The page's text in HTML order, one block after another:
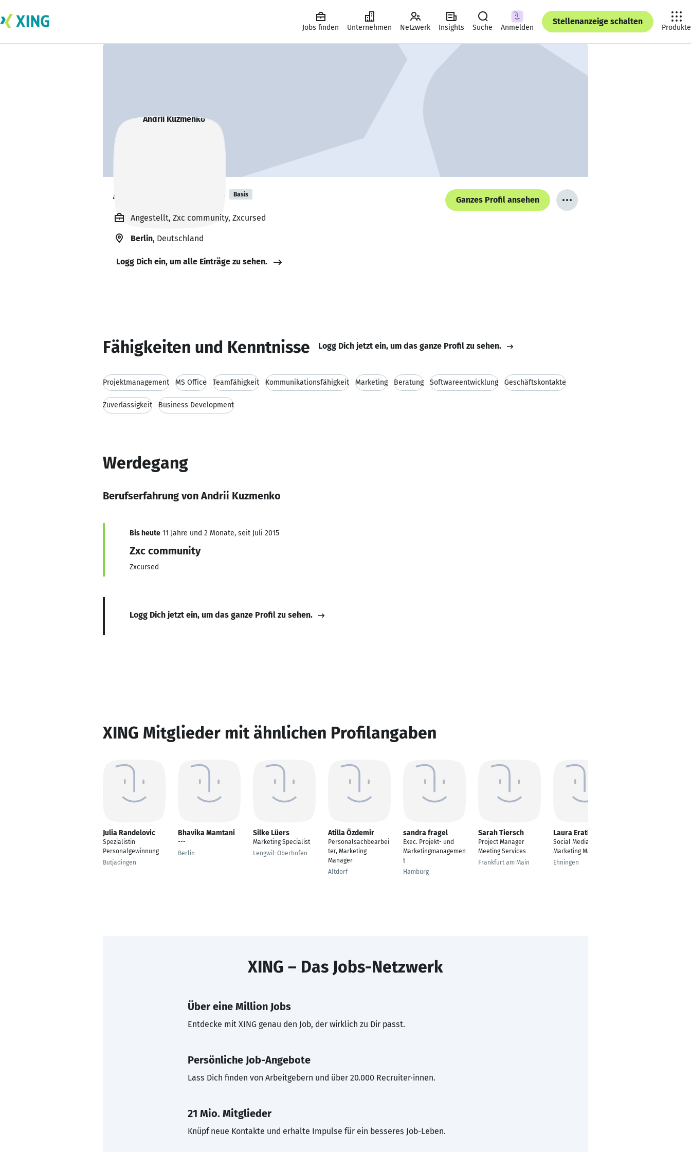
Jobs finden Unternehmen Netzwerk Insights Suche Anmelden
Stellenanzeige schalten
Produkte
Andrii Kuzmenko Basis
Ganzes Profil ansehen
Angestellt, Zxc community, Zxcursed
Berlin, Deutschland
Logg Dich ein, um alle Einträge zu sehen.
Fähigkeiten und Kenntnisse Logg Dich jetzt ein, um das ganze Profil zu sehen.
Projektmanagement MS Office Teamfähigkeit Kommunikationsfähigkeit Marketing Beratung Softwareentwicklung Geschäftskontakte
Zuverlässigkeit Business Development
Werdegang
Berufserfahrung von Andrii Kuzmenko
Bis heute 11 Jahre und 2 Monate, seit Juli 2015
Zxc community
Zxcursed
Logg Dich jetzt ein, um das ganze Profil zu sehen.
XING Mitglieder mit ähnlichen Profilangaben
Julia Randelovic
Spezialistin
Personalgewinnung
Butjadingen
Bhavika Mamtani
---
Berlin
Silke Lüers
Marketing Specialist
Lengwil-Oberhofen
Atilla Özdemir
Personalsachbearbei
ter, Marketing
Manager
Altdorf
sandra fragel
Exec. Projekt- und
Marketingmanagemen
t
Hamburg
Sarah Tiersch
Project Manager
Meeting Services
Frankfurt am Main
Laura Erath
Social Media & Online
Marketing Managerin
Ehningen
XING – Das Jobs-Netzwerk
Über eine Million Jobs
Entdecke mit XING genau den Job, der wirklich zu Dir passt.
Persönliche Job-Angebote
Lass Dich finden von Arbeitgebern und über 20.000 Recruiter·innen.
21 Mio. Mitglieder
Knüpf neue Kontakte und erhalte Impulse für ein besseres Job-Leben.